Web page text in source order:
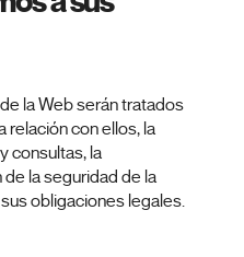
la Web serán tratados
relación con ellos, la
consultas, la
la seguridad de la
obligaciones legales.